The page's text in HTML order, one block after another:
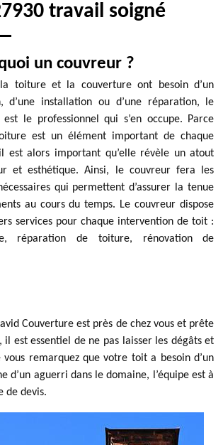
travail soigné
un couvreur ?
la toiture et la couverture ont besoin d’un
d’une installation ou d’une réparation, le
est le professionnel qui s’en occupe. Parce
est un élément important de chaque
est alors important qu’elle révèle un atout
et esthétique. Ainsi, le couvreur fera les
qui permettent d’assurer la tenue
au cours du temps. Le couvreur dispose
services pour chaque intervention de toit :
réparation de toiture, rénovation de
Couverture est près de chez vous et prête
est essentiel de ne pas laisser les dégâts et
remarquez que votre toit a besoin d’un
d’un aguerri dans le domaine, l’équipe est à
de devis.